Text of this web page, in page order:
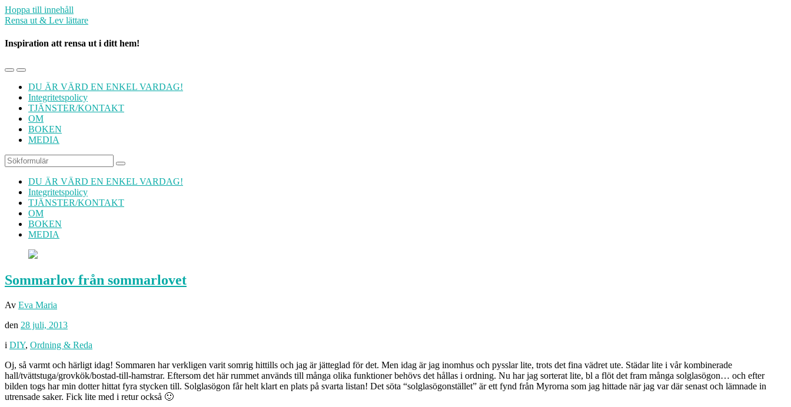
Hoppa till innehåll
Rensa ut & Lev lättare
Inspiration att rensa ut i ditt hem!
Slå
mobilmenyn
Slå
på/av
sökfältet
DU ÄR VÄRD EN ENKEL VARDAG!
Integritetspolicy
TJÄNSTER/KONTAKT
OM
BOKEN
MEDIA
Sök
DU ÄR VÄRD EN ENKEL VARDAG!
Integritetspolicy
TJÄNSTER/KONTAKT
OM
BOKEN
MEDIA
Sommarlov från sommarlovet
Av Eva Maria
den 28 juli, 2013
i DIY, Ordning & Reda
Oj, så varmt och härligt idag! Sommaren har verkligen varit somrig hittills och jag är jätteglad för det. Men idag är jag inomhus och pysslar lite, trots det fina vädret ute. Städar lite i vår kombinerade
hall/tvättstuga/grovkök/bostad-till-hamstrar. Eftersom det här rummet används till många olika funktioner behövs det hållas i ordning. Nu har jag sorterat lite, bl a flöt det fram många solglasögon… och efter
bilden togs har min dotter hittat fyra stycken till. Solglasögon får helt klart en plats på svarta listan! Det söta “solglasögonstället” är ett fynd från Myrorna som jag hittade när jag var där senast och lämnade in
utrensade saker. Fick lite med i retur också 🙂